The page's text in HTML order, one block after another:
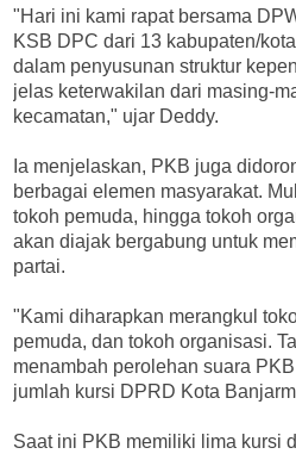
"Hari ini kami rapat bersama
KSB DPC dari 13 kabupaten/
dalam penyusunan struktur
jelas keterwakilan dari masing-
kecamatan," ujar Deddy.
Ia menjelaskan, PKB juga
berbagai elemen masyarakat.
tokoh pemuda, hingga tokoh
akan diajak bergabung untuk
partai.
"Kami diharapkan merangkul
pemuda, dan tokoh organisasi.
menambah perolehan suara
jumlah kursi DPRD Kota
Saat ini PKB memiliki lima kursi